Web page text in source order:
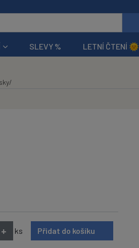
SLEVY % LETNÍ ČTENÍ 🌞
+ ks Přidat do košíku